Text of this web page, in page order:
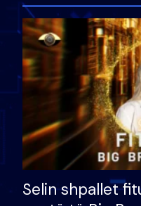
Selin shpallet